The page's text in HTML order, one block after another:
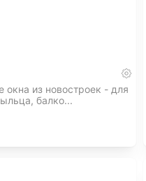
окна из новостроек - для
балко...